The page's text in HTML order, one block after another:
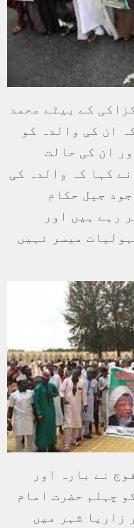
کے بیٹے محمد
ان کی والدہ کو
ان کی حالت
کہا کہ والدہ کی
جیل حکام
رہے ہیں اور
میسر نہیں
نے بارہ اور
چہلم حضرت امام
زاریا شہر میں